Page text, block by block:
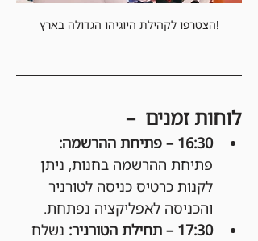
הצטרפו לקהילת היוגיהו הגדולה בארץ!
לוחות זמנים  –
16:30 – פתיחת ההרשמה:
פתיחת ההרשמה בחנות, ניתן
לקנות כרטיס כניסה לטורניר
והכניסה לאפליקציה נפתחת.
17:30 – תחילת הטורניר:
נשלח